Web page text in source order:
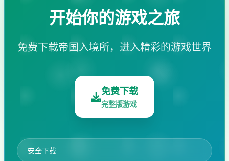
开始你的游戏之旅
免费下载帝国入境所，进入精彩的游戏世界
免费下载
完整版游戏
安全下载